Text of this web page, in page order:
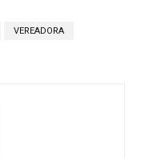
VEREADORA